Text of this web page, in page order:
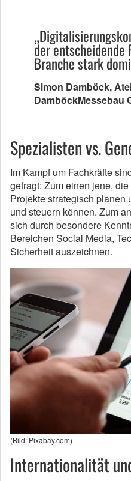
der entscheidende
Branche stark
Simon Damböck,
DamböckMessebau
Spezialisten vs.
Im Kampf um Fachkräfte
gefragt: Zum einen jene,
Projekte strategisch planen
und steuern können. Zum
sich durch besondere
Bereichen Social Media,
Sicherheit auszeichnen.
(Bild: Pixabay.com)
Internationalität